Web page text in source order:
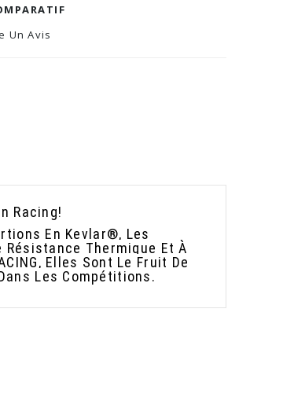
Un Avis
Racing!
En Kevlar®, Les
Résistance Thermique Et À
Elles Sont Le Fruit De
Les Compétitions.